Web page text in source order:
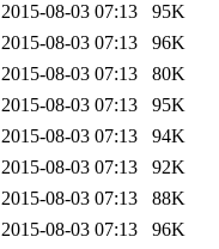
2015-08-03 07:13
95K
2015-08-03 07:13
96K
2015-08-03 07:13
80K
2015-08-03 07:13
95K
2015-08-03 07:13
94K
2015-08-03 07:13
92K
2015-08-03 07:13
88K
2015-08-03 07:13
96K